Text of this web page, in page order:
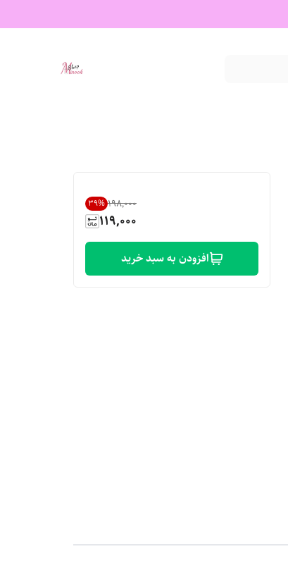
۱۹۸٬۰۰۰ 39%
119,000
افزودن به سبد خرید